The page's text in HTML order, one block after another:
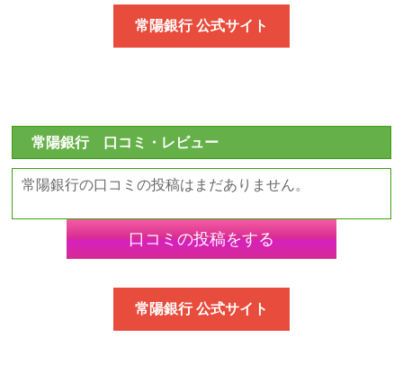
常陽銀行 公式サイト
常陽銀行 口コミ・レビュー
常陽銀行の口コミの投稿はまだありません。
口コミの投稿をする
常陽銀行 公式サイト